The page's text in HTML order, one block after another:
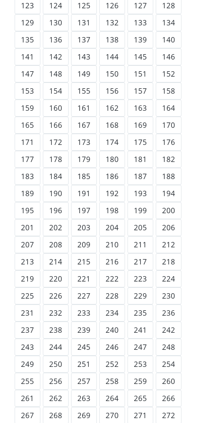
123
124 125 126 127
128
129
130 131 132 133
134
135
136 137 138 139
140
141
142 143 144 145
146
147
148 149 150 151
152
153
154 155 156 157
158
159
160 161 162 163
164
165
166 167 168 169
170
171
172 173 174 175
176
177
178 179 180 181
182
183
184 185 186 187
188
189
190 191 192 193
194
195
196 197 198 199
200
201
202 203 204 205
206
207
208 209 210 211
212
213
214 215 216 217
218
219
220 221 222 223
224
225
226 227 228 229
230
231
232 233 234 235
236
237
238 239 240 241
242
243
244 245 246 247
248
249
250 251 252 253
254
255
256 257 258 259
260
261
262 263 264 265
266
267
268 269 270 271
272